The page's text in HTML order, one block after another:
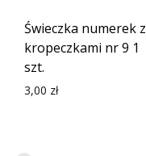
Świeczka numerek z
kropeczkami nr 9 1
szt.
3,00 zł